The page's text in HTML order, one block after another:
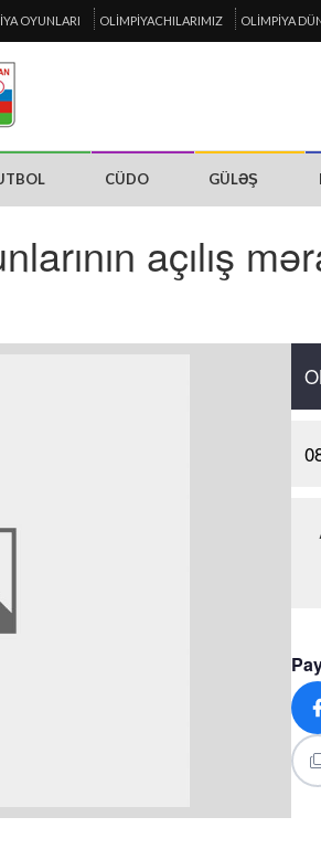
OYUNLARI OLIMPIYACHILARIMIZ OLIMPIYA
CÜDO GÜLƏŞ
açılış